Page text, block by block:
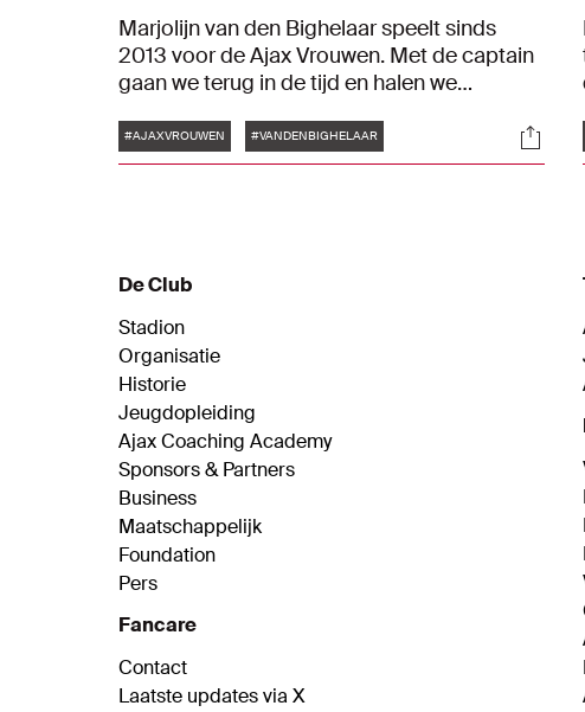
Marjolijn van den Bighelaar speelt sinds
2013 voor de Ajax Vrouwen. Met de captain
gaan we terug in de tijd en halen we
een jaloerse broer als teamgenoot. Ook
vertelt de aanvaller welke stappen ze heeft
Tags
#AJAXVROUWEN #VANDENBIGHELAAR
De Club
Stadion
Organisatie
Historie
Jeugdopleiding
Ajax Coaching Academy
Sponsors & Partners
Business
Maatschappelijk
Foundation
Pers
Fancare
Contact
Laatste updates via X